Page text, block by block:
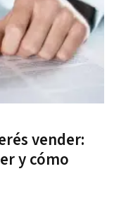
vender:
y cómo